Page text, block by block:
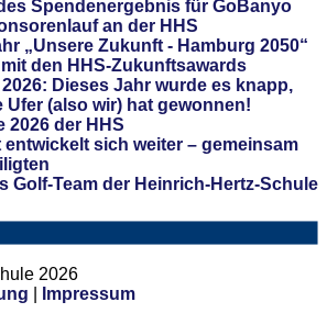
Spendenergebnis für GoBanyo
an der HHS
„Unsere Zukunft - Hamburg 2050“
den HHS-Zukunftsawards
Dieses Jahr wurde es knapp,
Ufer (also wir) hat gewonnen!
2026 der HHS
entwickelt sich weiter – gemeinsam
Golf-Team der Heinrich-Hertz-Schule
2026
Impressum